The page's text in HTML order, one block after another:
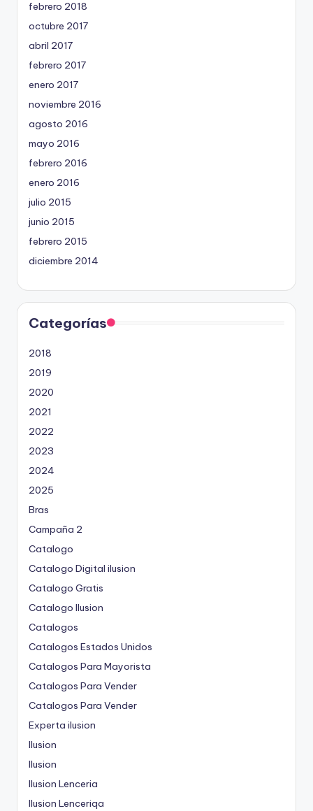
febrero 2018
octubre 2017
abril 2017
febrero 2017
enero 2017
noviembre 2016
agosto 2016
mayo 2016
febrero 2016
enero 2016
julio 2015
junio 2015
febrero 2015
diciembre 2014
Categorías
2018
2019
2020
2021
2022
2023
2024
2025
Bras
Campaña 2
Catalogo
Catalogo Digital ilusion
Catalogo Gratis
Catalogo Ilusion
Catalogos
Catalogos Estados Unidos
Catalogos Para Mayorista
Catalogos Para Vender
Catalogos Para Vender
Experta ilusion
Ilusion
Ilusion
Ilusion Lenceria
Ilusion Lenceriqa